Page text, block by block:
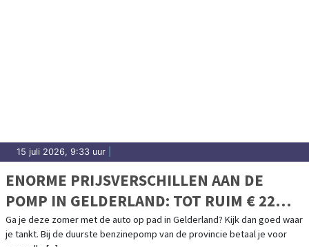
15 juli 2026, 9:33 uur
ENORME PRIJSVERSCHILLEN AAN DE
POMP IN GELDERLAND: TOT RUIM € 22
PER TANK
Ga je deze zomer met de auto op pad in Gelderland? Kijk dan goed waar
je tankt. Bij de duurste benzinepomp van de provincie betaal je voor